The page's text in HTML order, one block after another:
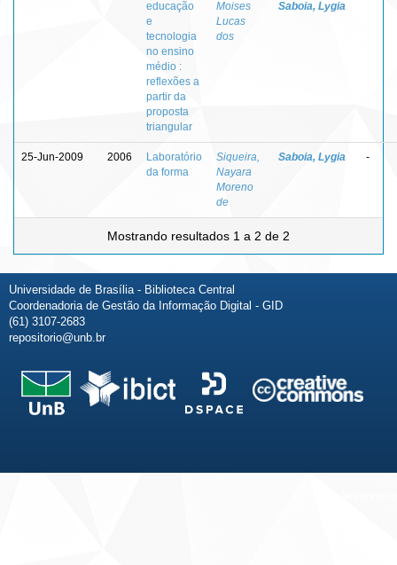
educação
e
tecnologia
no ensino
médio :
reflexões a
partir da
proposta
triangular
Moises
Lucas
dos
Saboia, Lygia
25-Jun-2009 2006
Laboratório
da forma
Siqueira,
Nayara
Moreno
de
Saboia, Lygia -
Mostrando resultados 1 a 2 de 2
Universidade de Brasília - Biblioteca Central
Coordenadoria de Gestão da Informação Digital - GID
(61) 3107-2683
repositorio@unb.br